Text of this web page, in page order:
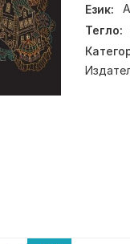
Език:
Тегло: